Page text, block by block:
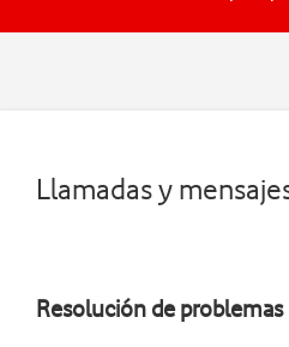
Llamadas y
Resolución de problemas